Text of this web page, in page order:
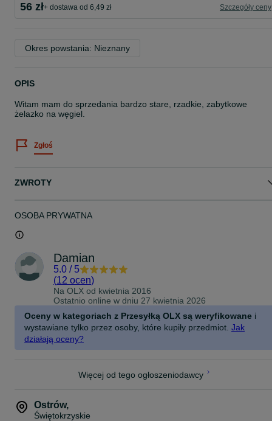
56 zł+ dostawa od 6,49 zł Szczegóły ceny
Okres powstania: Nieznany
OPIS
Witam mam do sprzedania bardzo stare, rzadkie, zabytkowe
żelazko na węgiel.
Zgłoś
ZWROTY
OSOBA PRYWATNA
Damian
5.0 / 5
(12 ocen)
Na OLX od kwietnia 2016
Ostatnio online w dniu 27 kwietnia 2026
Oceny w kategoriach z Przesyłką OLX są weryfikowane i
wystawiane tylko przez osoby, które kupiły przedmiot. Jak
działają oceny?
Więcej od tego ogłoszeniodawcy
Ostrów,
Świętokrzyskie